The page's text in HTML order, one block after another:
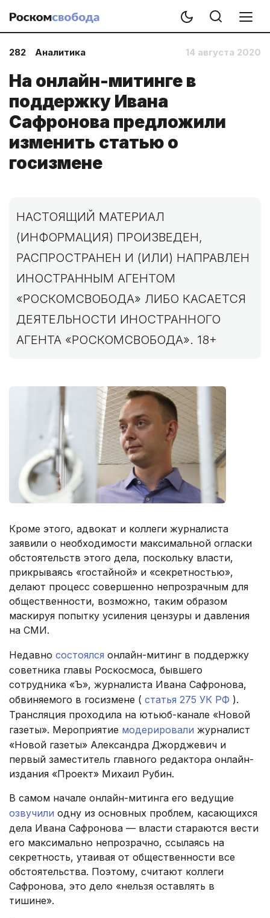
282 Аналитика 14 августа 2020
На онлайн-митинге в
поддержку Ивана
Сафронова предложили
изменить статью о
госизмене
НАСТОЯЩИЙ МАТЕРИАЛ
(ИНФОРМАЦИЯ) ПРОИЗВЕДЕН,
РАСПРОСТРАНЕН И (ИЛИ) НАПРАВЛЕН
ИНОСТРАННЫМ АГЕНТОМ
«РОСКОМСВОБОДА» ЛИБО КАСАЕТСЯ
ДЕЯТЕЛЬНОСТИ ИНОСТРАННОГО
АГЕНТА «РОСКОМСВОБОДА». 18+
Кроме этого, адвокат и коллеги журналиста
заявили о необходимости максимальной огласки
обстоятельств этого дела, поскольку власти,
прикрываясь «гостайной» и «секретностью»,
делают процесс совершенно непрозрачным для
общественности, возможно, таким образом
маскируя попытку усиления цензуры и давления
на СМИ.
Недавно состоялся онлайн-митинг в поддержку
советника главы Роскосмоса, бывшего
сотрудника «Ъ», журналиста Ивана Сафронова,
обвиняемого в госизмене ( статья 275 УК РФ ).
Трансляция проходила на ютьюб-канале «Новой
газеты». Мероприятие модерировали журналист
«Новой газеты» Александра Джорджевич и
первый заместитель главного редактора онлайн-
издания «Проект» Михаил Рубин.
В самом начале онлайн-митинга его ведущие
озвучили одну из основных проблем, касающихся
дела Ивана Сафронова — власти стараются вести
его максимально непрозрачно, ссылаясь на
секретность, утаивая от общественности все
обстоятельства. Поэтому, считают коллеги
Сафронова, это дело «нельзя оставлять в
тишине».